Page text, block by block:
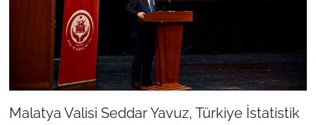
Malatya Valisi Seddar Yavuz, Türkiye İstatistik